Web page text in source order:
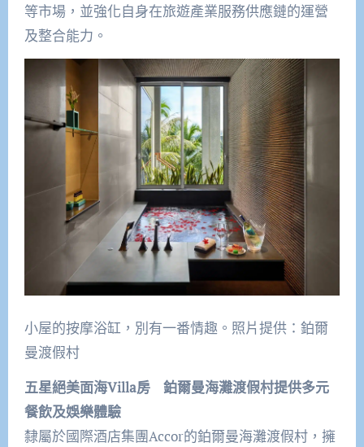
等市場，並強化自身在旅遊產業服務供應鏈的運營
及整合能力。
小屋的按摩浴缸，別有一番情趣。照片提供：鉑爾
曼渡假村
五星絕美面海Villa房 鉑爾曼海灘渡假村提供多元
餐飲及娛樂體驗
隸屬於國際酒店集團Accor的鉑爾曼海灘渡假村，擁